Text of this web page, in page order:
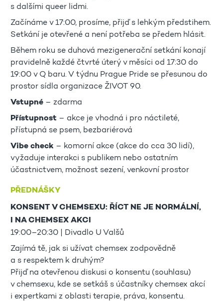
s dalšími queer lidmi.
Začínáme v 17:00, prosíme, přijď s lehkým předstihem.
Setkání je otevřené a není potřeba se předem hlásit.
Během roku se duhová mezigenerační setkání konají
pravidelně každé čtvrté úterý v měsíci od 17:30 do
19:00 v Q baru. V týdnu Prague Pride se přesunou do
prostor sídla organizace ŽIVOT 90.
Vstupné – zdarma
Přístupnost – akce je vhodná i pro náctileté,
přístupná se psem, bezbariérová
Vibe check – komorní akce (akce do cca 30 lidí),
vyžaduje interakci s publikem nebo ostatním
účastnictvem, možnost sezení, venkovní prostor
PŘEDNÁŠKY
KONSENT V CHEMSEXU: ŘÍCT NE JE NORMÁLNÍ,
I NA CHEMSEX AKCI
19:00–20:30 | Divadlo U Valšů
Zajímá tě, jak si užívat chemsex zodpovědně
a s respektem k druhým?
Přijď na otevřenou diskusi o konsentu (souhlasu)
v chemsexu, kde se setkáš s účastníky chemsex akcí
i expertkami z oblasti terapie, práva, konsentu.